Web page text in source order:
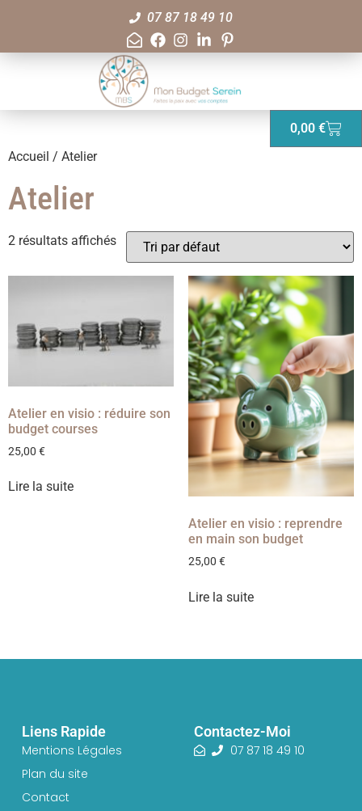
07 87 18 49 10
0,00 €
Accueil / Atelier
Atelier
2 résultats affichés
Atelier en visio : réduire son
budget courses
25,00 €
Lire la suite
Atelier en visio : reprendre
en main son budget
25,00 €
Lire la suite
Liens Rapide
Mentions Légales
Plan du site
Contact
Contactez-Moi
07 87 18 49 10